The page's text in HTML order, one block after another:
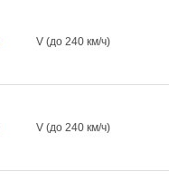
V (до 240 км/ч)
V (до 240 км/ч)